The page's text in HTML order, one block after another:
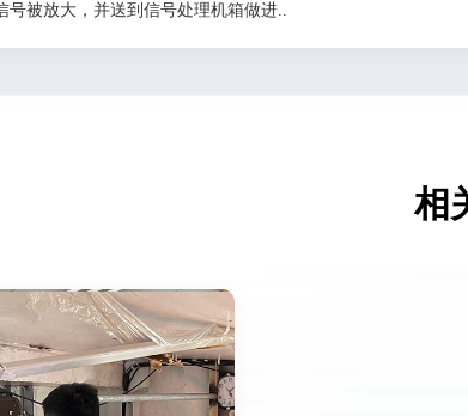
号被放大，并送到信号处理机箱做进..
相